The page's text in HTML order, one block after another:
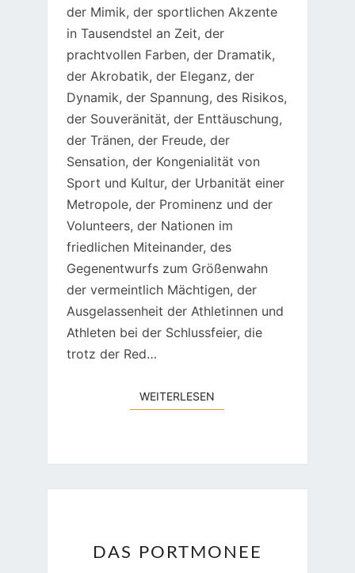
der Mimik, der sportlichen Akzente
in Tausendstel an Zeit, der
prachtvollen Farben, der Dramatik,
der Akrobatik, der Eleganz, der
Dynamik, der Spannung, des Risikos,
der Souveränität, der Enttäuschung,
der Tränen, der Freude, der
Sensation, der Kongenialität von
Sport und Kultur, der Urbanität einer
Metropole, der Prominenz und der
Volunteers, der Nationen im
friedlichen Miteinander, des
Gegenentwurfs zum Größenwahn
der vermeintlich Mächtigen, der
Ausgelassenheit der Athletinnen und
Athleten bei der Schlussfeier, die
trotz der Red…
WEITERLESEN
PORTMONEE
DAS PORTMONEE